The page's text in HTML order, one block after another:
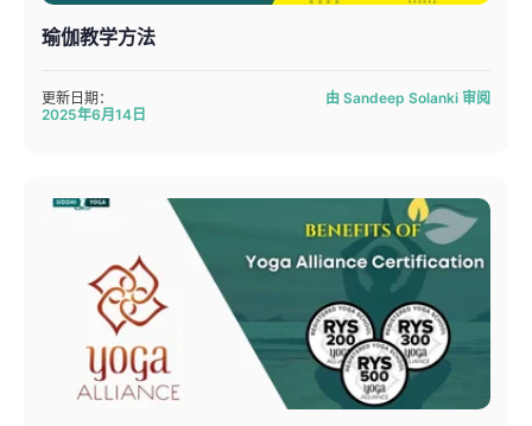
瑜伽教学方法
更新日期：
2025年6月14日
由 Sandeep Solanki 审阅